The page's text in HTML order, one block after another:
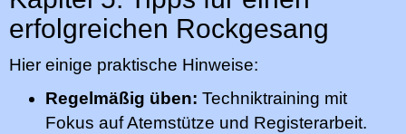
erfolgreichen Rockgesang
Hier einige praktische Hinweise:
Regelmäßig üben: Techniktraining mit
Fokus auf Atemstütze und Registerarbeit.